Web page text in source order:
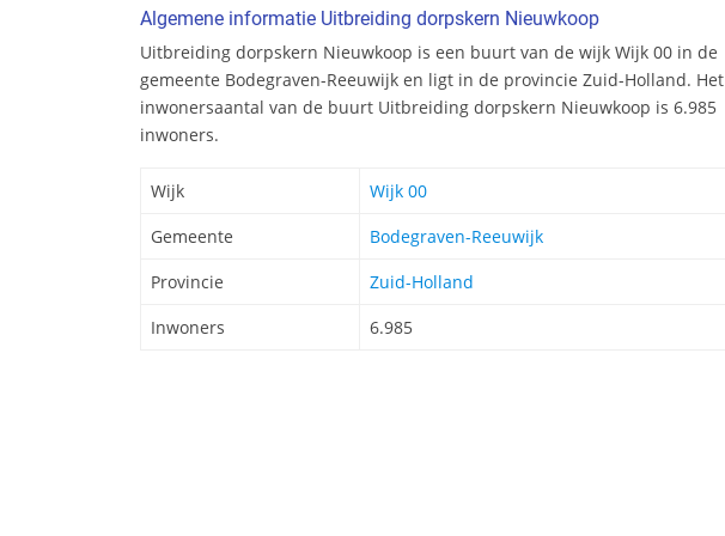
Algemene informatie Uitbreiding dorpskern Nieuwkoop
Uitbreiding dorpskern Nieuwkoop is een buurt van de wijk Wijk 00 in de
gemeente Bodegraven-Reeuwijk en ligt in de provincie Zuid-Holland. Het
inwonersaantal van de buurt Uitbreiding dorpskern Nieuwkoop is 6.985
inwoners.
Wijk
Wijk 00
Gemeente
Bodegraven-Reeuwijk
Provincie
Zuid-Holland
Inwoners
6.985